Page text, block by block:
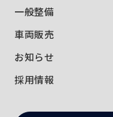
一般整備
車両販売
お知らせ
採用情報